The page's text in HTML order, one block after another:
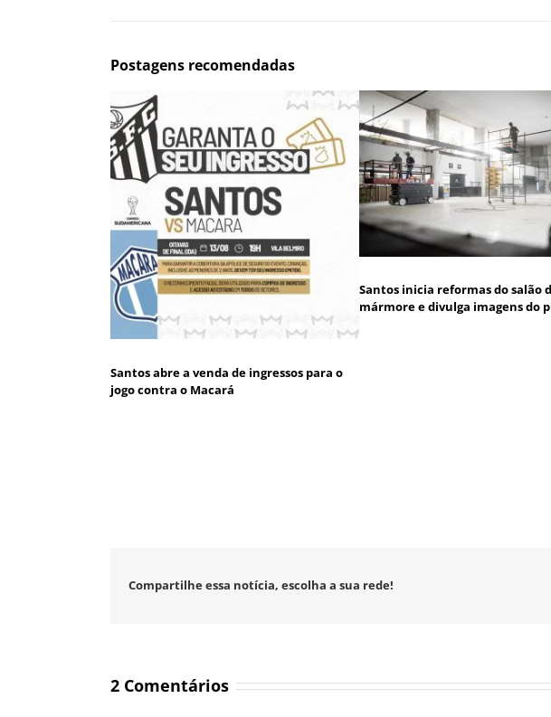
Postagens recomendadas
Santos abre a venda de ingressos para o
jogo contra o Macará
Santos inicia reformas do salão
mármore e divulga imagens do
Compartilhe essa notícia, escolha a sua rede!
2 Comentários